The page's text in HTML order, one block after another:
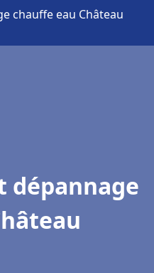
chauffe eau Château